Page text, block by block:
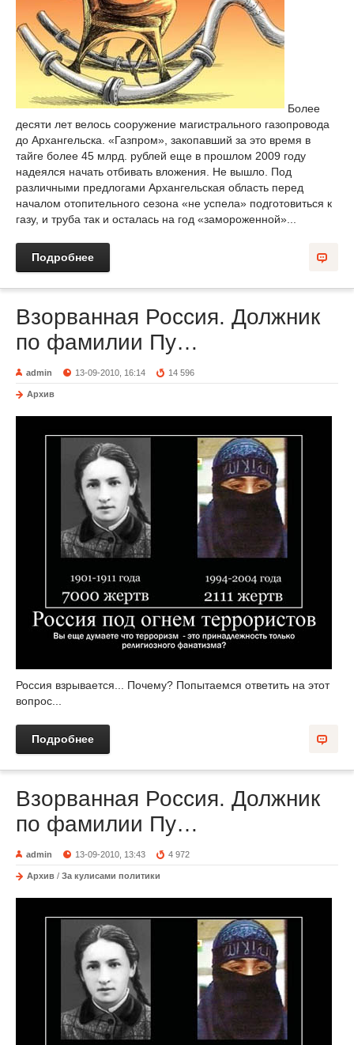
Более
десяти лет велось сооружение магистрального газопровода
до Архангельска. «Газпром», закопавший за это время в
тайге более 45 млрд. рублей еще в прошлом 2009 году
надеялся начать отбивать вложения. Не вышло. Под
различными предлогами Архангельская область перед
началом отопительного сезона «не успела» подготовиться к
газу, и труба так и осталась на год «замороженной»...
Подробнее
Взорванная Россия. Должник
по фамилии Пу…
admin 13-09-2010, 16:14 14 596
Архив
Россия взрывается... Почему? Попытаемся ответить на этот
вопрос...
Подробнее
Взорванная Россия. Должник
по фамилии Пу…
admin 13-09-2010, 13:43 4 972
Архив / За кулисами политики